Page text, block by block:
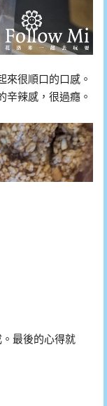
來很順口的口感。
辛辣感，很過癮。
最後的心得就